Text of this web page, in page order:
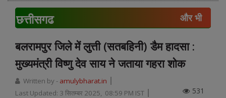
छत्तीसगढ और भी
बलरामपुर जिले में लुत्ती (सतबहिनी) डैम हादसा :
मुख्यमंत्री विष्णु देव साय ने जताया गहरा शोक
Written by - amulybharat.in
Last Updated: 3 सितम्बर 2025, 08:59 PM IST 531